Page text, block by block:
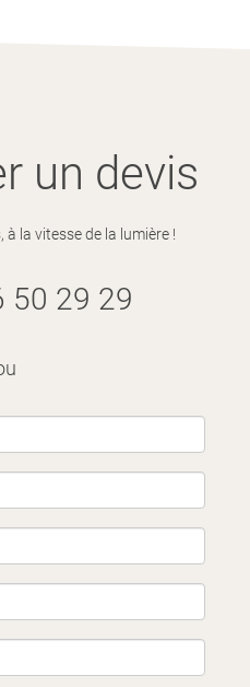
un devis
la vitesse de la lumière !
50 29 29